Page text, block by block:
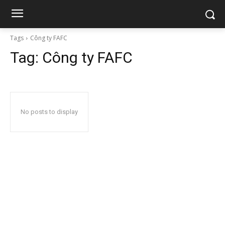
Tags Công ty FAFC
Tag: Công ty FAFC
No posts to display